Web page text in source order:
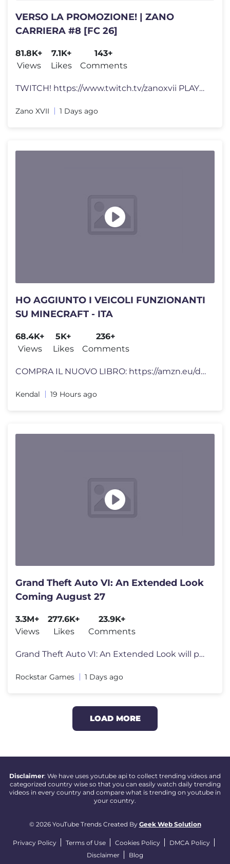
VERSO LA PROMOZIONE! | ZANO
CARRIERA #8 [FC 26]
81.8K+
Views
7.1K+
Likes
143+
Comments
TWITCH! https://www.twitch.tv/zanoxvii PLAYLIST: https://open.spotify.
Zano XVII 1 Days ago
HO AGGIUNTO I VEICOLI FUNZIONANTI
SU MINECRAFT - ITA
68.4K+
Views
5K+
Likes
236+
Comments
COMPRA IL NUOVO LIBRO: https://amzn.eu/d/j7S1s9a #adv Instagram: http
Kendal 19 Hours ago
Grand Theft Auto VI: An Extended Look
Coming August 27
3.3M+
Views
277.6K+
Likes
23.9K+
Comments
Grand Theft Auto VI: An Extended Look will premiere on Netflix Thursda
Rockstar Games 1 Days ago
LOAD MORE
Disclaimer: We have uses youtube api to collect trending videos and
categorized country wise so that you can easily watch daily trending
videos in every country and compare what is trending on youtube in
your country.
© 2026 YouTube Trends Created By Geek Web Solution
Privacy Policy Terms of Use Cookies Policy
DMCA Policy
Disclaimer
Blog